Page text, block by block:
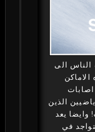
الناس الى
الذين
وايضا يعد
في